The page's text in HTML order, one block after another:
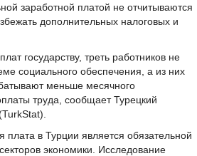
заработной платой не отчитываются
дополнительных налоговых и
государству, треть работников не
социального обеспечения, а из них
меньше месячного
труда, сообщает Турецкий
в Турции является обязательной
экономики. Исследование